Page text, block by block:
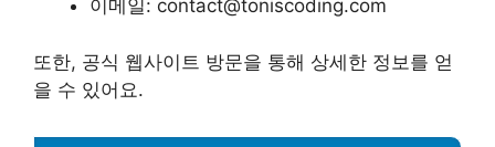
이메일: contact@toniscoding.com
또한, 공식 웹사이트 방문을 통해 상세한 정보를 얻
을 수 있어요.